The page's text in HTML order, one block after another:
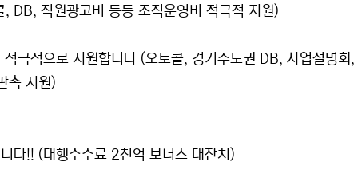
DB, 직원광고비 등등 조직운영비 적극적 지원)
극적으로 지원합니다 (오토콜, 경기수도권 DB, 사업설명회,
촉 지원)
다!! (대행수수료 2천억 보너스 대잔치)